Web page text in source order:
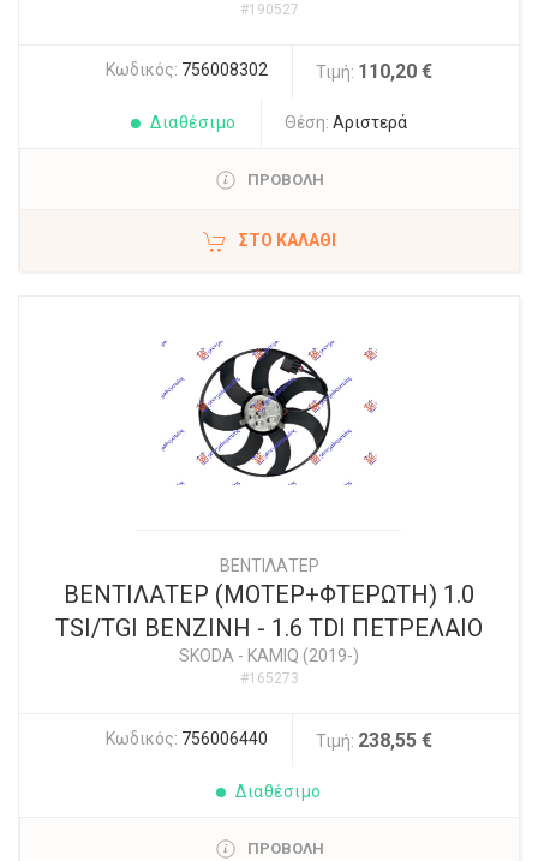
#190527
Κωδικός: 756008302 Τιμή: 110,20 €
Διαθέσιμο Θέση: Αριστερά
ΠΡΟΒΟΛΗ
ΣΤΟ ΚΑΛΆΘΙ
ΒΕΝΤΙΛΑΤΕΡ
ΒΕΝΤΙΛΑΤΕΡ (ΜΟΤΕΡ+ΦΤΕΡΩΤΗ) 1.0
TSI/TGI ΒΕΝΖΙΝΗ - 1.6 TDI ΠΕΤΡΕΛΑΙΟ
SKODA - KAMIQ (2019-)
#165273
Κωδικός: 756006440 Τιμή: 238,55 €
Διαθέσιμο
ΠΡΟΒΟΛΗ